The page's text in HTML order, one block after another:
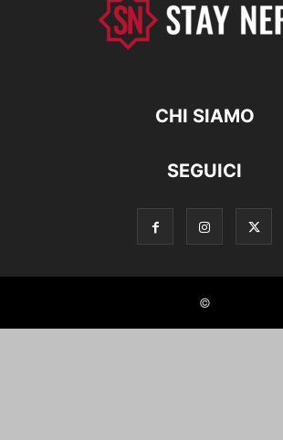
CHI SIAMO
SEGUICI
©